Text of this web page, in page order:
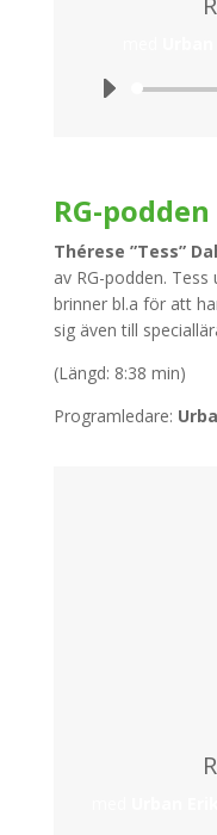
RG-
Thérese ”Tess”
av RG-podden.
brinner bl.a för att
sig även till
(Längd: 8:38 min)
Programledare: